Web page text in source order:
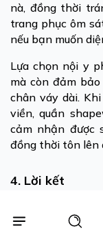
nà, đồng thời
trang phục ôm
nếu bạn muốn
Lựa chọn nội y
mà còn đảm
chân váy dài.
viền, quần
cảm nhận được
đồng thời tôn lên
4. Lời kết
Với những gợi
chắc hẳn các